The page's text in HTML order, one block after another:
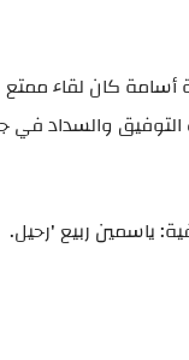
أسامة كان لقاء ممتع
التوفيق والسداد
ياسمين ربيع 'رحيل.